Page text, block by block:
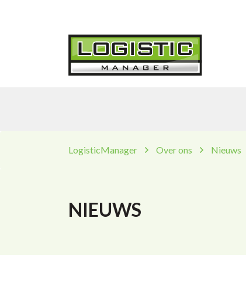
LogisticManager Over ons Nieuws
NIEUWS